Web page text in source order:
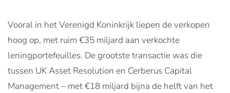
Vooral in het Verenigd Koninkrijk liepen de verkopen
hoog op, met ruim €35 miljard aan verkochte
leningportefeuilles. De grootste transactie was die
tussen UK Asset Resolution en Cerberus Capital
Management – met €18 miljard bijna de helft van het